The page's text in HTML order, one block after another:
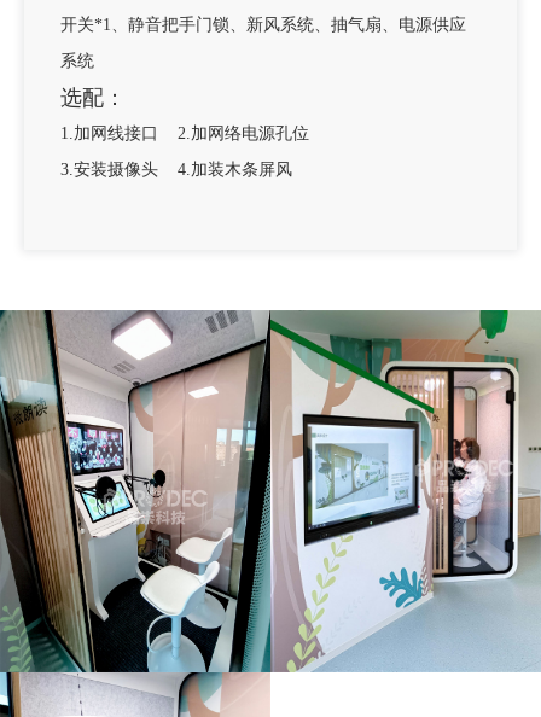
开关*1、静音把手门锁、新风系统、抽气扇、电源供应
系统
选配：
1.加网线接口 2.加网络电源孔位
3.安装摄像头 4.加装木条屏风